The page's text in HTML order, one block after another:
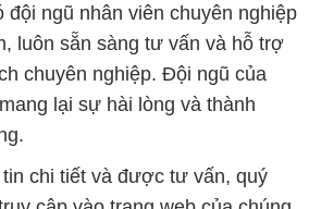
đội ngũ nhân viên chuyên nghiệp
luôn sẵn sàng tư vấn và hỗ trợ
chuyên nghiệp. Đội ngũ của
lại sự hài lòng và thành
chi tiết và được tư vấn, quý